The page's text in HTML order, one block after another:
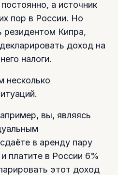
а источник
пор в России. Но
резидентом Кипра,
доход на
налоги.
несколько
вы, являясь
в аренду пару
платите в России 6%
этот доход